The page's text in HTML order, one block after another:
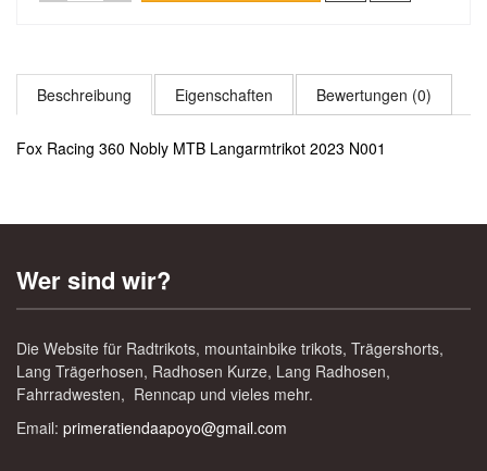
Beschreibung Eigenschaften Bewertungen (0)
Fox Racing 360 Nobly MTB Langarmtrikot 2023 N001
Wer sind wir?
Die Website für Radtrikots, mountainbike trikots, Trägershorts,
Lang Trägerhosen, Radhosen Kurze, Lang Radhosen,
Fahrradwesten, Renncap und vieles mehr.
Email: primeratiendaapoyo@gmail.com